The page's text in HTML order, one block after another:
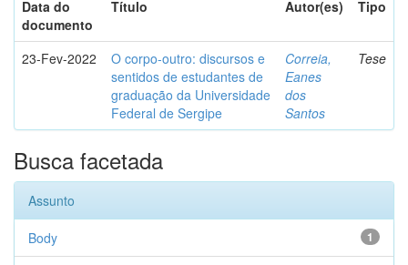
Data do
documento
Título Autor(es) Tipo
23-Fev-2022
O corpo-outro: discursos e
sentidos de estudantes de
graduação da Universidade
Federal de Sergipe
Correia,
Eanes
dos
Santos
Tese
Busca facetada
Assunto
1
Body